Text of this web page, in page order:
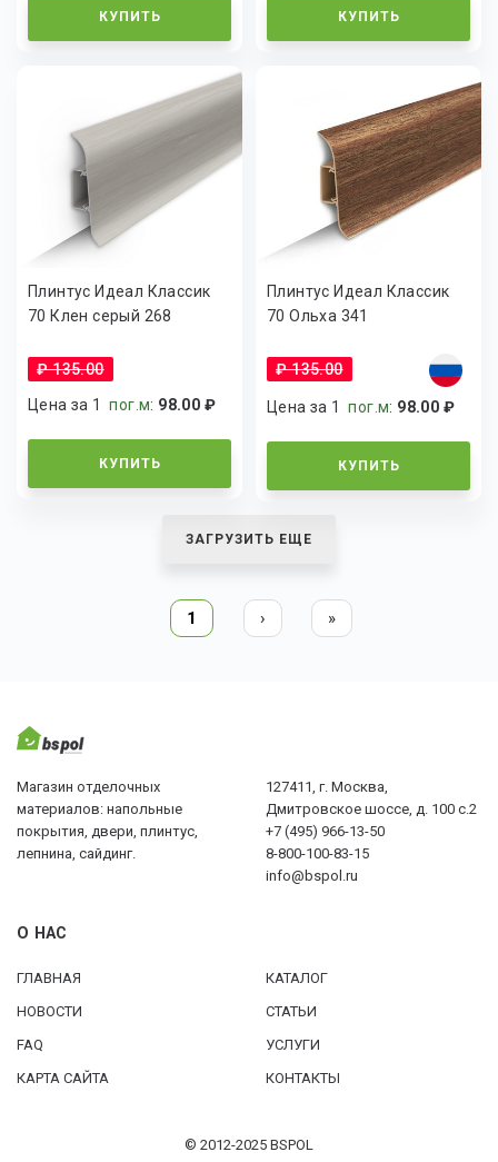
КУПИТЬ КУПИТЬ
Плинтус Идеал Классик
70 Клен серый 268
₽ 135.00
Цена за 1пог.м: 98.00 ₽
КУПИТЬ
Плинтус Идеал Классик
70 Ольха 341
₽ 135.00
Цена за 1пог.м: 98.00 ₽
КУПИТЬ
ЗАГРУЗИТЬ ЕЩЕ
1 › »
Магазин отделочных
материалов: напольные
покрытия, двери, плинтус,
лепнина, сайдинг.
127411, г. Москва,
Дмитровское шоссе, д. 100 с.2
+7 (495) 966-13-50
8-800-100-83-15
info@bspol.ru
О НАС
ГЛАВНАЯ
КАТАЛОГ
НОВОСТИ
СТАТЬИ
FAQ
УСЛУГИ
КАРТА САЙТА
КОНТАКТЫ
© 2012-2025 BSPOL